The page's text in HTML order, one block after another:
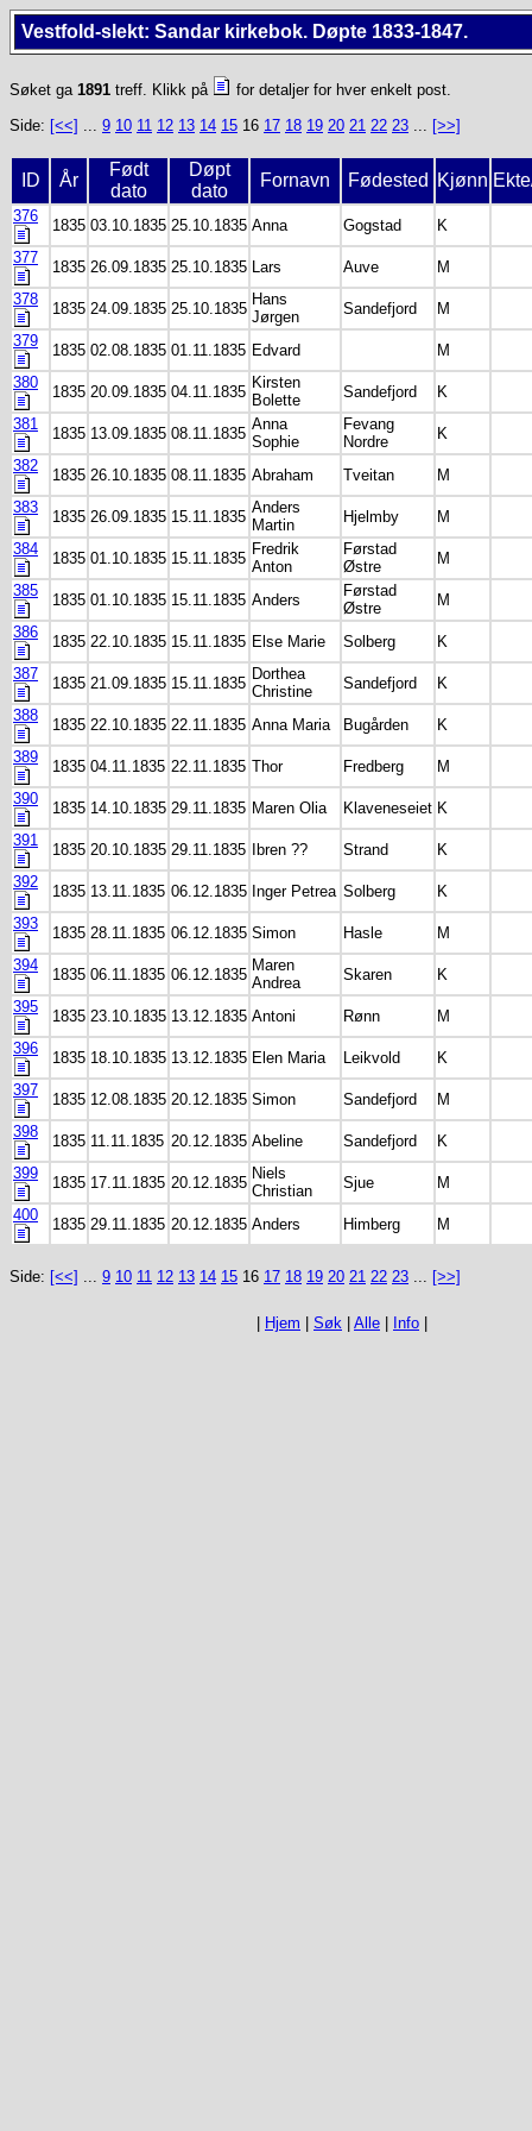
Vestfold-slekt: Sandar kirkebok. Døpte 1833-1847.
Søket ga 1891 treff. Klikk på
for detaljer for hver enkelt post.
Side: [<<] ... 9 10 11 12 13 14 15 16 17 18 19 20 21 22 23 ... [>>]
ID År
Født
dato
Døpt
dato
Fornavn Fødested Kjønn
376
1835 03.10.1835 25.10.1835 Anna Gogstad
K
377
1835 26.09.1835 25.10.1835 Lars Auve
M
378
1835 24.09.1835 25.10.1835
Hans
Jørgen
Sandefjord
M
379
1835 02.08.1835 01.11.1835 Edvard
M
380
1835 20.09.1835 04.11.1835
Kirsten
Bolette
Sandefjord
K
381
1835 13.09.1835 08.11.1835
Anna
Sophie
Fevang
Nordre
K
382
1835 26.10.1835 08.11.1835 Abraham Tveitan
M
383
1835 26.09.1835 15.11.1835
Anders
Martin
Hjelmby
M
384
1835 01.10.1835 15.11.1835
Fredrik
Anton
Førstad
Østre
M
385
1835 01.10.1835 15.11.1835 Anders
Førstad
Østre
M
386
1835 22.10.1835 15.11.1835 Else Marie Solberg
K
387
1835 21.09.1835 15.11.1835
Dorthea
Christine
Sandefjord
K
388
1835 22.10.1835 22.11.1835 Anna Maria Bugården
K
389
1835 04.11.1835 22.11.1835 Thor Fredberg
M
390
1835 14.10.1835 29.11.1835 Maren Olia Klaveneseiet K
391
1835 20.10.1835 29.11.1835 Ibren ?? Strand
K
392
1835 13.11.1835 06.12.1835 Inger Petrea Solberg
K
393
1835 28.11.1835 06.12.1835 Simon Hasle
M
394
1835 06.11.1835 06.12.1835
Maren
Andrea
Skaren
K
395
1835 23.10.1835 13.12.1835 Antoni Rønn
M
396
1835 18.10.1835 13.12.1835 Elen Maria Leikvold
K
397
1835 12.08.1835 20.12.1835 Simon Sandefjord
M
398
1835 11.11.1835 20.12.1835 Abeline Sandefjord
K
399
1835 17.11.1835 20.12.1835
Niels
Christian
Sjue
M
400
1835 29.11.1835 20.12.1835 Anders Himberg M
Side: [<<] ... 9 10 11 12 13 14 15 16 17 18 19 20 21 22 23 ... [>>]
Hjem Søk Alle Info